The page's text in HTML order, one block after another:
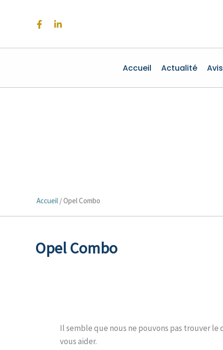
Accueil Actualité
Accueil/Opel Combo
Opel Combo
Il semble que nous ne pouvons pas trouver
vous aider.